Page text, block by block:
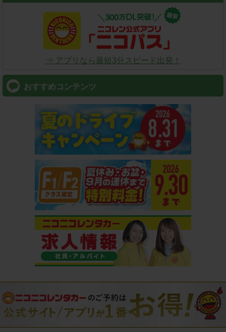
⇒ アプリなら最短3分スピード出発！
おすすめコンテンツ